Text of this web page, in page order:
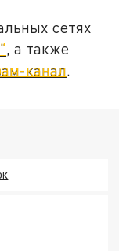
сетях
, а также
канал